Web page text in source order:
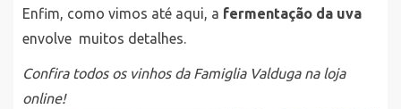
Enfim, como vimos até aqui, a fermentação da uva
envolve muitos detalhes.
Confira todos os vinhos da Famiglia Valduga na loja
online!